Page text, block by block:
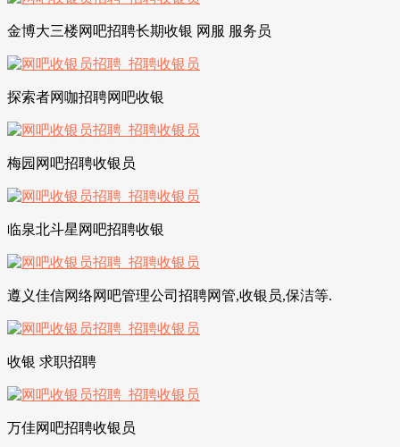
金博大三楼网吧招聘长期收银 网服 服务员
探索者网咖招聘网吧收银
梅园网吧招聘收银员
临泉北斗星网吧招聘收银
遵义佳信网络网吧管理公司招聘网管,收银员,保洁等.
收银 求职招聘
万佳网吧招聘收银员